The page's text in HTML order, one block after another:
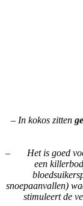
– In kokos zitten
– Het is goed voor
een
snoepaanvallen)
stimuleert de